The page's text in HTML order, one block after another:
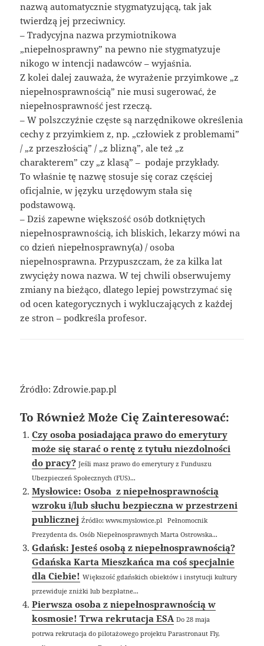
nazwą automatycznie stygmatyzującą, tak jak
twierdzą jej przeciwnicy.
– Tradycyjna nazwa przymiotnikowa
„niepełnosprawny” na pewno nie stygmatyzuje
nikogo w intencji nadawców – wyjaśnia.
Z kolei dalej zauważa, że wyrażenie przyimkowe „z
niepełnosprawnością” nie musi sugerować, że
niepełnosprawność jest rzeczą.
– W polszczyźnie częste są narzędnikowe określenia
cechy z przyimkiem z, np. „człowiek z problemami”
/ „z przeszłością” / „z blizną”, ale też „z
charakterem” czy „z klasą” – podaje przykłady.
To właśnie tę nazwę stosuje się coraz częściej
oficjalnie, w języku urzędowym stała się
podstawową.
– Dziś zapewne większość osób dotkniętych
niepełnosprawnością, ich bliskich, lekarzy mówi na
co dzień niepełnosprawny(a) / osoba
niepełnosprawna. Przypuszczam, że za kilka lat
zwycięży nowa nazwa. W tej chwili obserwujemy
zmiany na bieżąco, dlatego lepiej powstrzymać się
od ocen kategorycznych i wykluczających z każdej
ze stron – podkreśla profesor.
Źródło: Zdrowie.pap.pl
To Również Może Cię Zainteresować:
Czy osoba posiadająca prawo do emerytury
może się starać o rentę z tytułu niezdolności
do pracy? Jeśli masz prawo do emerytury z Funduszu
Ubezpieczeń Społecznych (FUS)...
Mysłowice: Osoba z niepełnosprawnością
wzroku i/lub słuchu bezpieczna w przestrzeni
publicznej Źródło: www.myslowice.pl Pełnomocnik
Prezydenta ds. Osób Niepełnosprawnych Marta Ostrowska...
Gdańsk: Jesteś osobą z niepełnosprawnością?
Gdańska Karta Mieszkańca ma coś specjalnie
dla Ciebie! Większość gdańskich obiektów i instytucji kultury
przewiduje zniżki lub bezpłatne...
Pierwsza osoba z niepełnosprawnością w
kosmosie! Trwa rekrutacja ESA Do 28 maja
potrwa rekrutacja do pilotażowego projektu Parastronaut Fly,